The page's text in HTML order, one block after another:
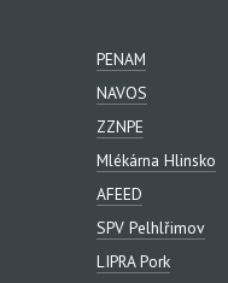
PENAM
NAVOS
ZZNPE
Mlékárna Hlinsko
AFEED
SPV Pelhlřimov
LIPRA Pork